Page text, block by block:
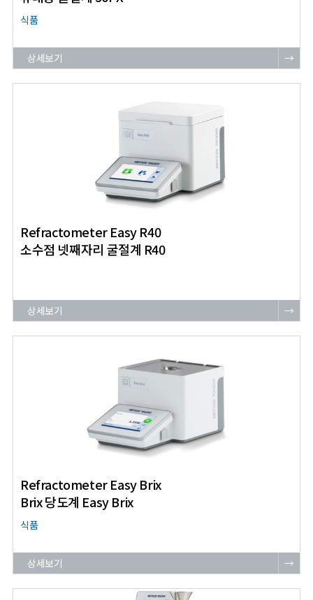
식품
상세보기 →
Refractometer Easy R40
소수점 넷째자리 굴절계 R40
상세보기 →
Refractometer Easy Brix
Brix 당도계 Easy Brix
식품
상세보기 →